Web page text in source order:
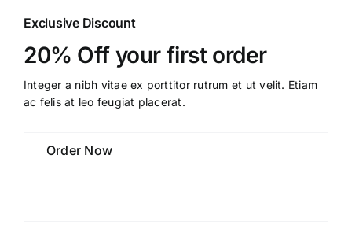
Exclusive Discount
20% Off your first order
Integer a nibh vitae ex porttitor rutrum et ut velit. Etiam
ac felis at leo feugiat placerat.
Order Now